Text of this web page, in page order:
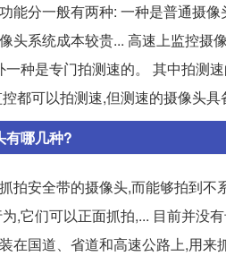
能分一般有两种: 一种是普通摄
头系统成本较贵... 高速上监控摄
种是专门拍测速的。 其中拍测
都可以拍测速,但测速的摄像头
有哪几种?
拍安全带的摄像头,而能够拍到
,它们可以正面抓拍,... 目前并没
在国道、省道和高速公路上,用来